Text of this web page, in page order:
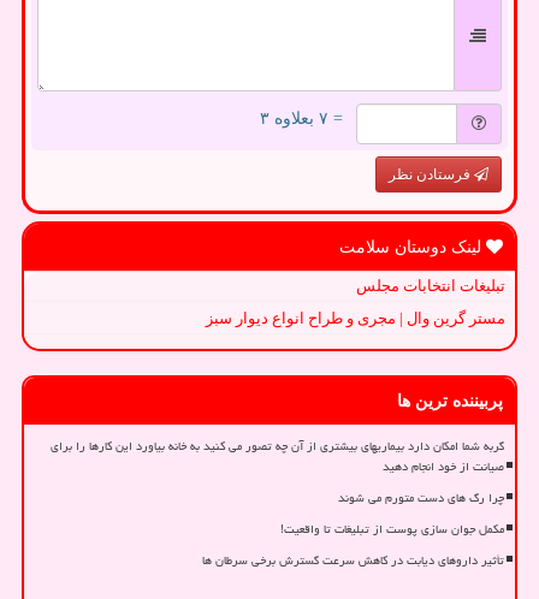
= ۷ بعلاوه ۳
فرستادن نظر
لینک دوستان سلامت
تبلیغات انتخابات مجلس
مستر گرین وال | مجری و طراح انواع دیوار سبز
پربیننده ترین ها
گربه شما امکان دارد بیماریهای بیشتری از آن چه تصور می کنید به خانه بیاورد این کارها را برای
صیانت از خود انجام دهید
چرا رگ های دست متورم می شوند
مکمل جوان سازی پوست از تبلیغات تا واقعیت!
تأثیر داروهای دیابت در کاهش سرعت گسترش برخی سرطان ها